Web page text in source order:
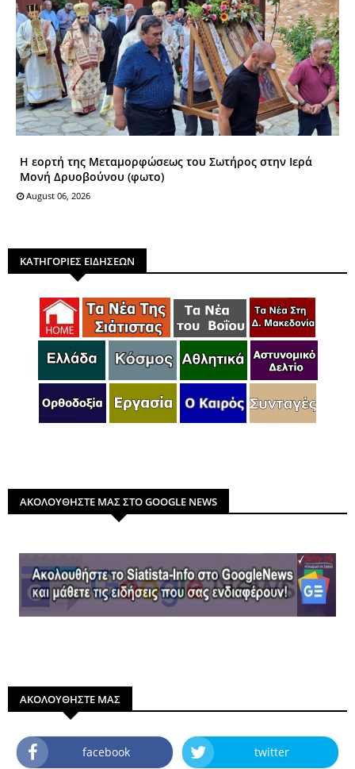
Η εορτή της Μεταμορφώσεως του Σωτήρος στην Ιερά
Μονή Δρυοβούνου (φωτο)
August 06, 2026
ΚΑΤΗΓΟΡΙΕΣ ΕΙΔΗΣΕΩΝ
ΑΚΟΛΟΥΘΗΣΤΕ ΜΑΣ ΣΤΟ GOOGLE NEWS
ΑΚΟΛΟΥΘΗΣΤΕ ΜΑΣ
facebook twitter